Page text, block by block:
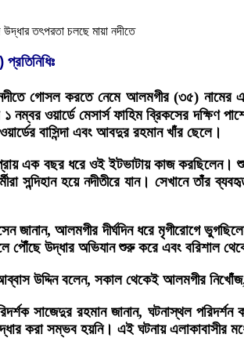
তৎপরতা চলছে মায়া নদীতে
গোসল করতে নেমে আলমগীর (৩৫) নামের
নম্বর ওয়ার্ডে মেসার্স ফাহিম ব্রিকসের দক্ষিণ
বাসিন্দা এবং আবদুর রহমান খাঁর ছেলে।
এক বছর ধরে ওই ইটভাটায় কাজ করছিলেন।
সন্দিহান হয়ে নদীতীরে যান। সেখানে তাঁর
জানান, আলমগীর দীর্ঘদিন ধরে মৃগীরোগে
পৌঁছে উদ্ধার অভিযান শুরু করে এবং বরিশাল
উদ্দিন বলেন, সকাল থেকেই আলমগীর
সাজেদুর রহমান জানান, ঘটনাস্থল
করা সম্ভব হয়নি। এই ঘটনায় এলাকাবাসীর